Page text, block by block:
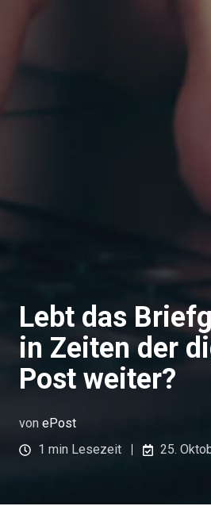
Lebt das
in Zeiten der
Post weiter?
von ePost
1 min Lesezeit
25.